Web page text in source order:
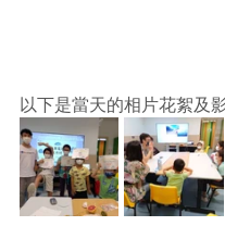
以下是當天的相片花絮及